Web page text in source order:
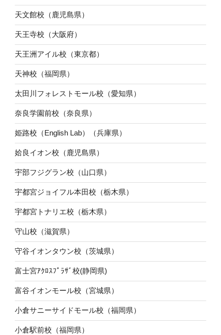
天文館校（鹿児島県）
天王寺校（大阪府）
天王洲アイル校（東京都）
天神校（福岡県）
太田川フォレストモール校（愛知県）
奈良学園前校（奈良県）
姫路校（English Lab）（兵庫県）
姶良イオン校（鹿児島県）
宇部フジグラン校（山口県）
宇都宮ジョイフル本田校（栃木県）
宇都宮トナリエ校（栃木県）
守山校（滋賀県）
守谷イオンタウン校（茨城県）
富士宮ｱｸﾛｽﾌﾟﾗｻﾞ校(静岡県)
富谷イオンモール校（宮城県）
小倉サニーサイドモール校（福岡県）
小倉駅前校（福岡県）